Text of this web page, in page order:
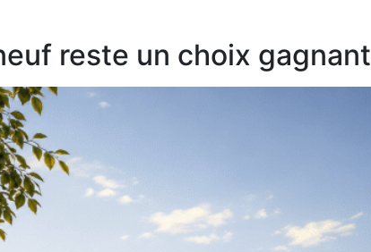
reste un choix gagnant